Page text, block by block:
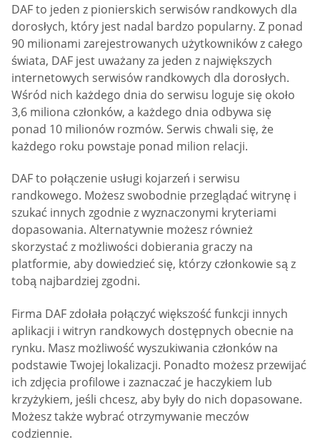
DAF to jeden z pionierskich serwisów randkowych dla
dorosłych, który jest nadal bardzo popularny. Z ponad
90 milionami zarejestrowanych użytkowników z całego
świata, DAF jest uważany za jeden z największych
internetowych serwisów randkowych dla dorosłych.
Wśród nich każdego dnia do serwisu loguje się około
3,6 miliona członków, a każdego dnia odbywa się
ponad 10 milionów rozmów. Serwis chwali się, że
każdego roku powstaje ponad milion relacji.
DAF to połączenie usługi kojarzeń i serwisu
randkowego. Możesz swobodnie przeglądać witrynę i
szukać innych zgodnie z wyznaczonymi kryteriami
dopasowania. Alternatywnie możesz również
skorzystać z możliwości dobierania graczy na
platformie, aby dowiedzieć się, którzy członkowie są z
tobą najbardziej zgodni.
Firma DAF zdołała połączyć większość funkcji innych
aplikacji i witryn randkowych dostępnych obecnie na
rynku. Masz możliwość wyszukiwania członków na
podstawie Twojej lokalizacji. Ponadto możesz przewijać
ich zdjęcia profilowe i zaznaczać je haczykiem lub
krzyżykiem, jeśli chcesz, aby były do nich dopasowane.
Możesz także wybrać otrzymywanie meczów
codziennie.